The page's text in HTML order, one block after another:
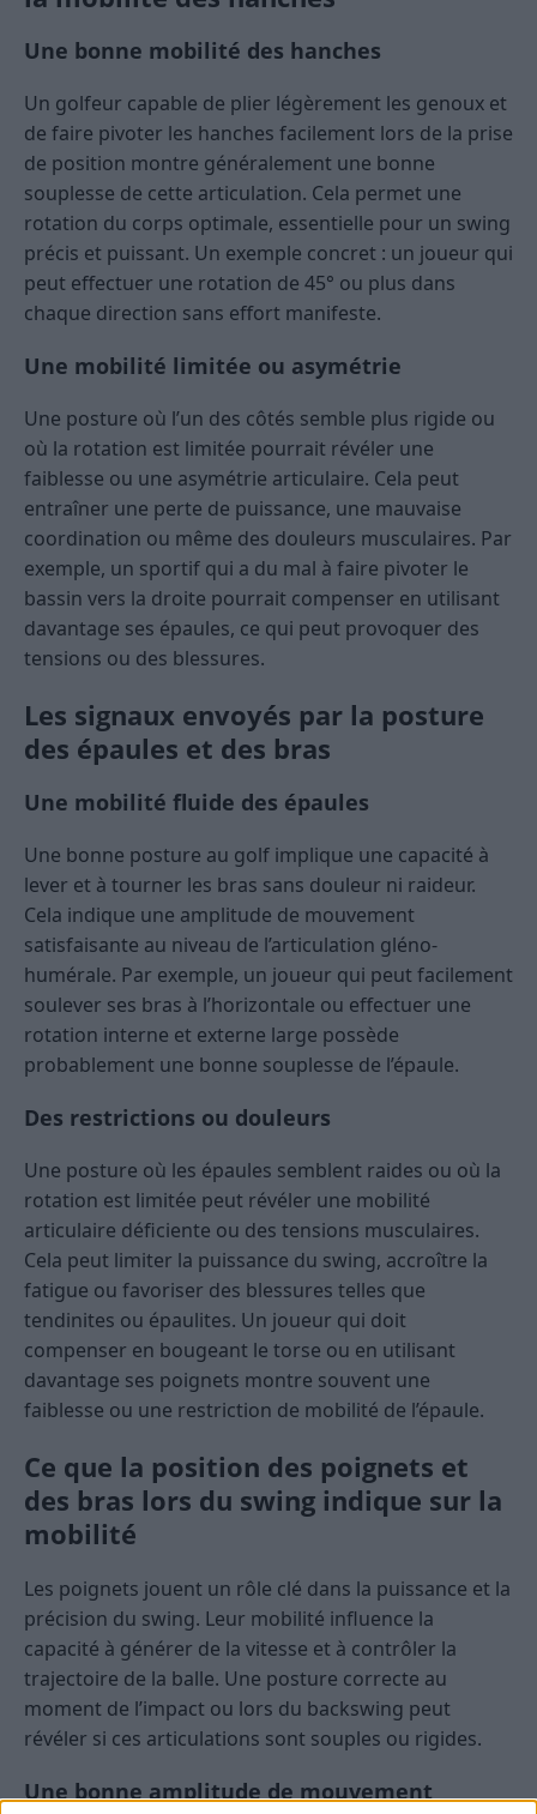
Une bonne mobilité des hanches
Un golfeur capable de plier légèrement les genoux et
de faire pivoter les hanches facilement lors de la prise
de position montre généralement une bonne
souplesse de cette articulation. Cela permet une
rotation du corps optimale, essentielle pour un swing
précis et puissant. Un exemple concret : un joueur qui
peut effectuer une rotation de 45° ou plus dans
chaque direction sans effort manifeste.
Une mobilité limitée ou asymétrie
Une posture où l’un des côtés semble plus rigide ou
où la rotation est limitée pourrait révéler une
faiblesse ou une asymétrie articulaire. Cela peut
entraîner une perte de puissance, une mauvaise
coordination ou même des douleurs musculaires. Par
exemple, un sportif qui a du mal à faire pivoter le
bassin vers la droite pourrait compenser en utilisant
davantage ses épaules, ce qui peut provoquer des
tensions ou des blessures.
Les signaux envoyés par la posture
des épaules et des bras
Une mobilité fluide des épaules
Une bonne posture au golf implique une capacité à
lever et à tourner les bras sans douleur ni raideur.
Cela indique une amplitude de mouvement
satisfaisante au niveau de l’articulation gléno-
humérale. Par exemple, un joueur qui peut facilement
soulever ses bras à l’horizontale ou effectuer une
rotation interne et externe large possède
probablement une bonne souplesse de l’épaule.
Des restrictions ou douleurs
Une posture où les épaules semblent raides ou où la
rotation est limitée peut révéler une mobilité
articulaire déficiente ou des tensions musculaires.
Cela peut limiter la puissance du swing, accroître la
fatigue ou favoriser des blessures telles que
tendinites ou épaulites. Un joueur qui doit
compenser en bougeant le torse ou en utilisant
davantage ses poignets montre souvent une
faiblesse ou une restriction de mobilité de l’épaule.
Ce que la position des poignets et
des bras lors du swing indique sur la
mobilité
Les poignets jouent un rôle clé dans la puissance et la
précision du swing. Leur mobilité influence la
capacité à générer de la vitesse et à contrôler la
trajectoire de la balle. Une posture correcte au
moment de l’impact ou lors du backswing peut
révéler si ces articulations sont souples ou rigides.
Une bonne amplitude de mouvement